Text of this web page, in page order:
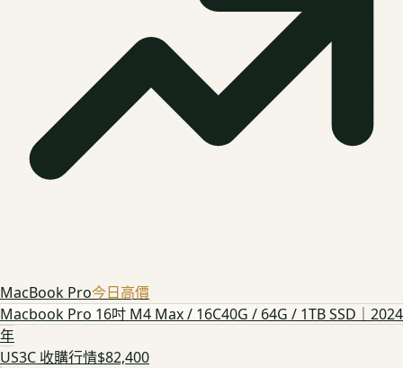
MacBook Pro今日高價
Macbook Pro 16吋 M4 Max / 16C40G / 64G / 1TB SSD｜2024
年
US3C 收購行情$82,400